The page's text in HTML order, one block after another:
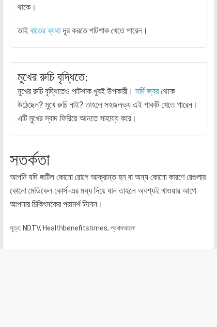
থাকে।
তাইবাতের ব্যথাদূর করতে পাটশাক খেতে পারেন।
মুখের রুচি বৃদ্ধিতে:
মুখের রুচি বৃদ্ধিতেও পাটশাক খুবই উপকারী। সর্দিজ্বরথেকে
উঠেছেন? মুখে রুচি নাই? তাহলে সহজলভ্য এই শাকটি খেতে পারেন।
এটি মুখের স্বাদ ফিরিয়ে আনতে সাহায্য করে।
সতর্কতা
আপনি যদি জটিল কোনো রোগে আক্রান্ত হন বা অন্য কোনো কারণে রেগুলার
কোনো মেডিকেল কোর্স-এর মধ্য দিয়ে যান তাহলে অবশ্যই খাওয়ার আগে
আপনার চিকিৎসকের পরামর্শ নিবেন।
সূত্র: NDTV, Healthbenefitstimes, প্রথমআলো